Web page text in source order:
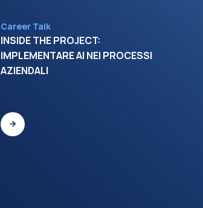
Career Talk
INSIDE THE PROJECT:
IMPLEMENTARE AI NEI PROCESSI
AZIENDALI